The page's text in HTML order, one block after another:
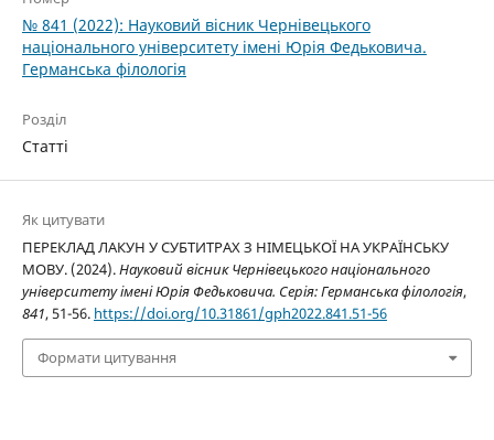
№ 841 (2022): Науковий вісник Чернівецького
національного університету імені Юрія Федьковича.
Германська філологія
Розділ
Статті
Як цитувати
ПЕРЕКЛАД ЛАКУН У СУБТИТРАХ З НІМЕЦЬКОЇ НА УКРАЇНСЬКУ
МОВУ. (2024).Науковий вісник Чернівецького національного
університету імені Юрія Федьковича. Серія: Германська філологія,
841, 51-56. https://doi.org/10.31861/gph2022.841.51-56
Формати цитування